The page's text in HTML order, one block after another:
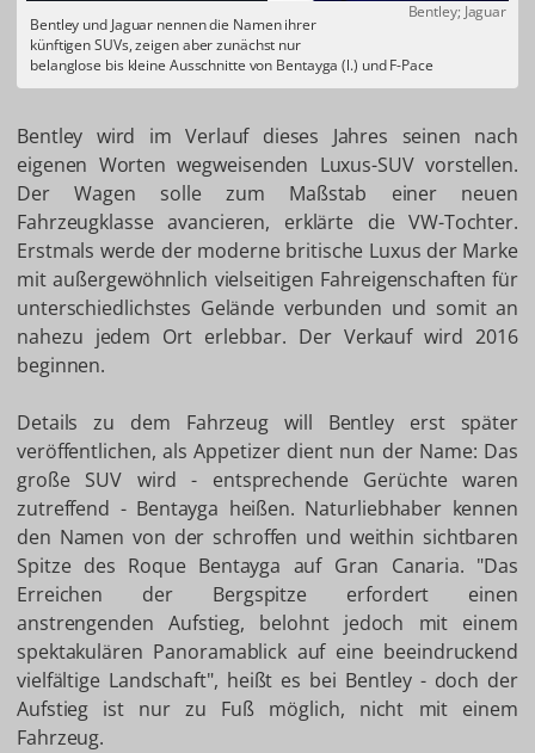
Bentley; Jaguar
Bentley und Jaguar nennen die Namen ihrer
künftigen SUVs, zeigen aber zunächst nur
belanglose bis kleine Ausschnitte von Bentayga (l.) und F-Pace
Bentley wird im Verlauf dieses Jahres seinen nach
eigenen Worten wegweisenden Luxus-SUV vorstellen.
Der Wagen solle zum Maßstab einer neuen
Fahrzeugklasse avancieren, erklärte die VW-Tochter.
Erstmals werde der moderne britische Luxus der Marke
mit außergewöhnlich vielseitigen Fahreigenschaften für
unterschiedlichstes Gelände verbunden und somit an
nahezu jedem Ort erlebbar. Der Verkauf wird 2016
beginnen.
Details zu dem Fahrzeug will Bentley erst später
veröffentlichen, als Appetizer dient nun der Name: Das
große SUV wird - entsprechende Gerüchte waren
zutreffend - Bentayga heißen. Naturliebhaber kennen
den Namen von der schroffen und weithin sichtbaren
Spitze des Roque Bentayga auf Gran Canaria. "Das
Erreichen der Bergspitze erfordert einen
anstrengenden Aufstieg, belohnt jedoch mit einem
spektakulären Panoramablick auf eine beeindruckend
vielfältige Landschaft", heißt es bei Bentley - doch der
Aufstieg ist nur zu Fuß möglich, nicht mit einem
Fahrzeug.